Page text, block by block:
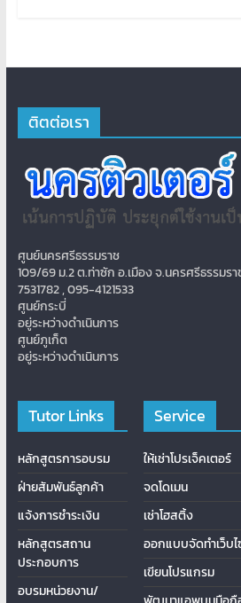
ติตต่อเรา
ศูนย์นครศรีธรรมราช
109/69 ม.2 ต.ท่าซัก อ.เมือง จ.นครศรีธรรม
7531782 , 095-4121533
ศูนย์กระบี่
อยู่ระหว่างดำเนินการ
ศูนย์ภูเก็ต
อยู่ระหว่างดำเนินการ
Tutor Links
หลักสูตรการอบรม
ฝ่ายสัมพันธ์ลูกค้า
แจ้งการชำระเงิน
หลักสูตรสถาน
ประกอบการ
อบรมหน่วยงาน/
Service
ให้เช่าโปรเจ็คเตอร์
จดโดเมน
เช่าโฮสติ้ง
ออกแบบจัดทำเว็บ
เขียนโปรแกรม